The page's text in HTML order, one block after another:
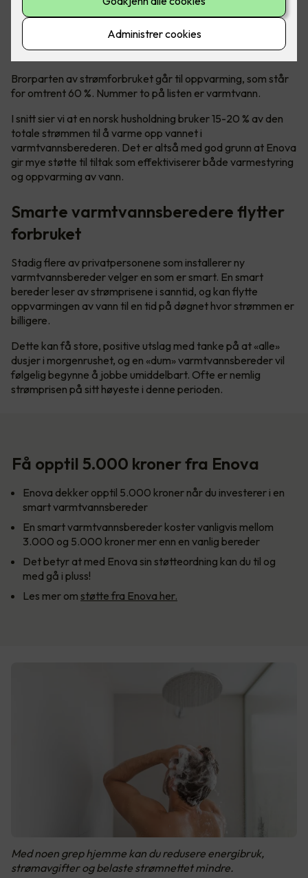
Varmtvann er nummer to på
kostnadslisten
Brorparten av strømforbruket går til oppvarming, som står
for omtrent 60 %. Nummer to på listen er varmtvann.
I snitt sier vi at en norsk husholdning bruker 15-20 % av den
totale strømmen til å varme opp vannet i
varmtvannsberederen. Det er altså med god grunn at Enova
gir mye støtte til tiltak som effektiviserer både varmestyring
og oppvarming av vann.
Smarte varmtvannsberedere flytter
forbruket
Stadig flere av privatpersonene som installerer ny
varmtvannsbereder velger en som er smart. En smart
bereder leser av strømprisene i sanntid, og kan flytte
oppvarmingen av vann til en tid på døgnet hvor strømmen er
billigere.
Dette kan få store, positive utslag med tanke på at «alle»
dusjer i morgenrushet, og en «dum» varmtvannsbereder vil
følgelig begynne å jobbe umiddelbart. Ofte er nemlig
strømprisen på sitt høyeste i denne perioden.
Få opptil 5.000 kroner fra Enova
Enova dekker opptil 5.000 kroner når du investerer i en
smart varmtvannsbereder
En smart varmtvannsbereder koster vanligvis mellom
3.000 og 5.000 kroner mer enn en vanlig bereder
Det betyr at med Enova sin støtteordning kan du til og
med gå i pluss!
Les mer om støtte fra Enova her.
Med noen grep hjemme kan du redusere energibruk,
strømavgifter og belaste strømnettet mindre.